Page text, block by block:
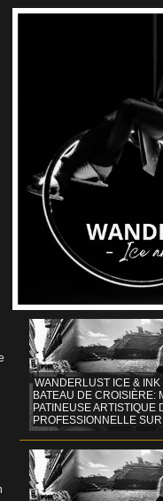
WANDERLUST ICE &
BATEAU DE CROISIÈRE:
PATINEUSE ARTISTIQUE
PROFESSIONNELLE